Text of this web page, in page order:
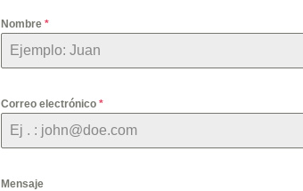
Nombre *
Correo electrónico *
Mensaje